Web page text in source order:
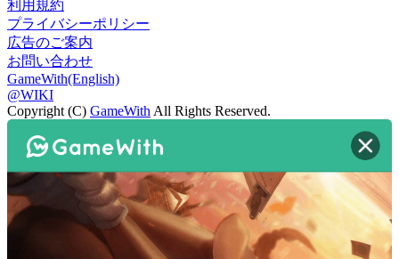
利用規約
プライバシーポリシー
広告のご案内
お問い合わせ
GameWith(English)
@WIKI
Copyright (C) GameWith All Rights Reserved.